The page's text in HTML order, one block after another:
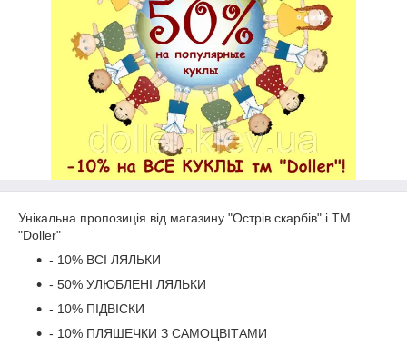
Унікальна пропозиція від магазину "Острів скарбів" і ТМ
"Doller"
- 10% ВСІ ЛЯЛЬКИ
- 50% УЛЮБЛЕНІ ЛЯЛЬКИ
- 10% ПІДВІСКИ
- 10% ПЛЯШЕЧКИ З САМОЦВІТАМИ